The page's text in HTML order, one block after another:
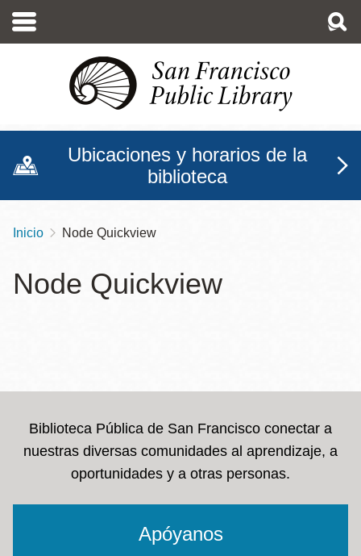
contenido
Ubicaciones y horarios de la
biblioteca
Sobrescribir
de
navegación
Inicio Node Quickview
Node Quickview
Biblioteca Pública de San Francisco conectar a
nuestras diversas comunidades al aprendizaje, a
oportunidades y a otras personas.
Apóyanos